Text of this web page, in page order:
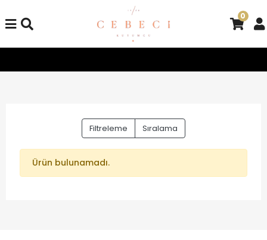
0
Filtreleme Sıralama
Ürün bulunamadı.